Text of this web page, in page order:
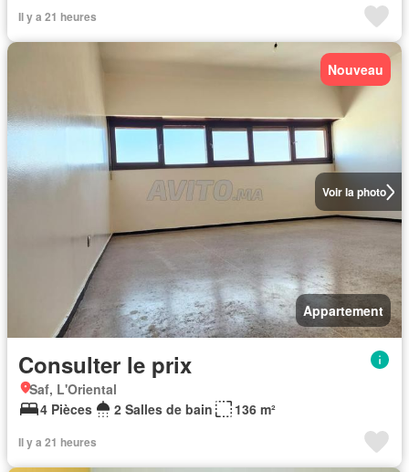
Il y a 21 heures
Voir la photo
Nouveau
Appartement
Consulter le prix
Saf, L'Oriental
4 Pièces
2 Salles de bain 136 m²
Il y a 21 heures